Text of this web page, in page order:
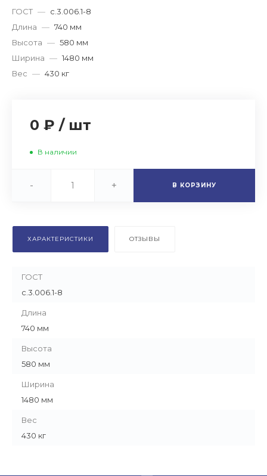
ГОСТ — с.3.006.1-8
Длина — 740 мм
Высота — 580 мм
Ширина — 1480 мм
Вес — 430 кг
0 ₽ / шт
В наличии
- + В КОРЗИНУ
ХАРАКТЕРИСТИКИ ОТЗЫВЫ
ГОСТ
с.3.006.1-8
Длина
740 мм
Высота
580 мм
Ширина
1480 мм
Вес
430 кг